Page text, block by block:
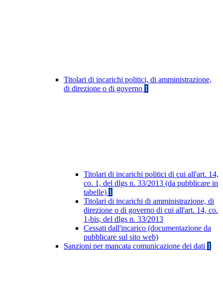
Titolari di incarichi politici, di amministrazione,
di direzione o di governo 1
Titolari di incarichi politici di cui all'art. 14,
co. 1, del dlgs n. 33/2013 (da pubblicare in
tabelle) 1
Titolari di incarichi di amministrazione, di
direzione o di governo di cui all'art. 14, co.
1-bis, del dlgs n. 33/2013
Cessati dall'incarico (documentazione da
pubblicare sul sito web)
Sanzioni per mancata comunicazione dei dati 1